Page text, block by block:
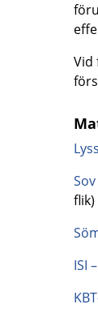
Vid
flik)
ISI